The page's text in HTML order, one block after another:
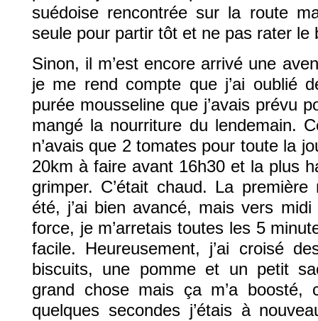
suédoise rencontrée sur la route
seule pour partir tôt et ne pas rater le
Sinon, il m’est encore arrivé une
je me rend compte que j’ai oublié
purée mousseline que j’avais prévu
mangé la nourriture du lendemain.
n’avais que 2 tomates pour toute la
20km à faire avant 16h30 et la plus
grimper. C’était chaud. La
été, j’ai bien avancé, mais vers
force, je m’arretais toutes les 5
facile. Heureusement, j’ai croisé
biscuits, une pomme et un petit
grand chose mais ça m’a boosté,
quelques secondes j’étais à